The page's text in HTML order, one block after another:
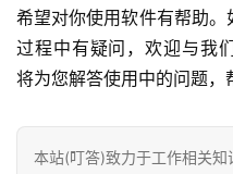
希望对你使用软件有帮助
过程中有疑问，欢迎与我
将为您解答使用中的问题，
本站(叮答)致力于工作相关